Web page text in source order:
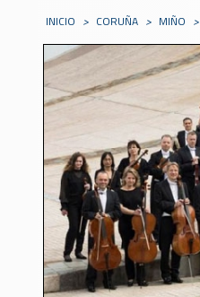
INICIO > CORUÑA > MIÑO >